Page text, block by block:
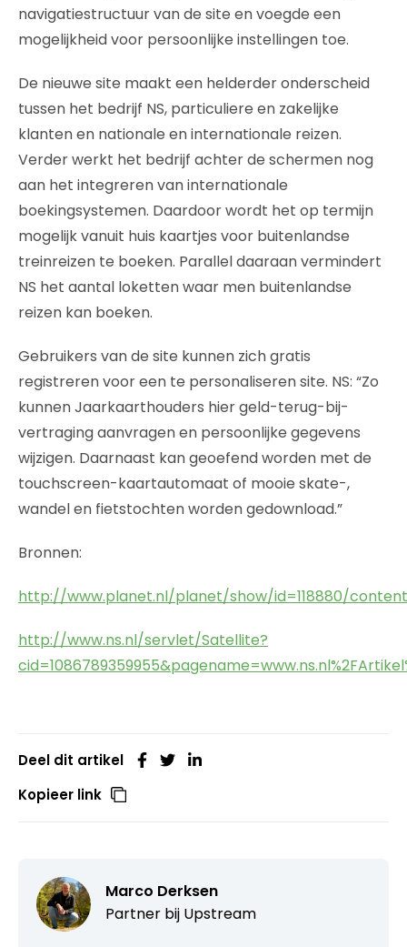
navigatiestructuur van de site en voegde een
mogelijkheid voor persoonlijke instellingen toe.
De nieuwe site maakt een helderder onderscheid
tussen het bedrijf NS, particuliere en zakelijke
klanten en nationale en internationale reizen.
Verder werkt het bedrijf achter de schermen nog
aan het integreren van internationale
boekingsystemen. Daardoor wordt het op termijn
mogelijk vanuit huis kaartjes voor buitenlandse
treinreizen te boeken. Parallel daaraan vermindert
NS het aantal loketten waar men buitenlandse
reizen kan boeken.
Gebruikers van de site kunnen zich gratis
registreren voor een te personaliseren site. NS: “Zo
kunnen Jaarkaarthouders hier geld-terug-bij-
vertraging aanvragen en persoonlijke gegevens
wijzigen. Daarnaast kan geoefend worden met de
touchscreen-kaartautomaat of mooie skate-,
wandel en fietstochten worden gedownload.”
Bronnen:
http://www.planet.nl/planet/show/id=118880/
http://www.ns.nl/servlet/Satellite?
Deel dit artikel
Kopieer link
Marco Derksen
Partner bij Upstream